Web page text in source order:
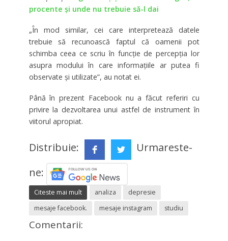
procente și unde nu trebuie să-l dai
„În mod similar, cei care interpretează datele
trebuie să recunoască faptul că oamenii pot
schimba ceea ce scriu în funcţie de percepţia lor
asupra modului în care informaţiile ar putea fi
observate şi utilizate”, au notat ei.
Până în prezent Facebook nu a făcut referiri cu
privire la dezvoltarea unui astfel de instrument în
viitorul apropiat.
Distribuie:
Urmareste-
ne:
Citeste mai mult analiza
depresie
mesaje facebook.
mesaje instagram studiu
Comentarii: